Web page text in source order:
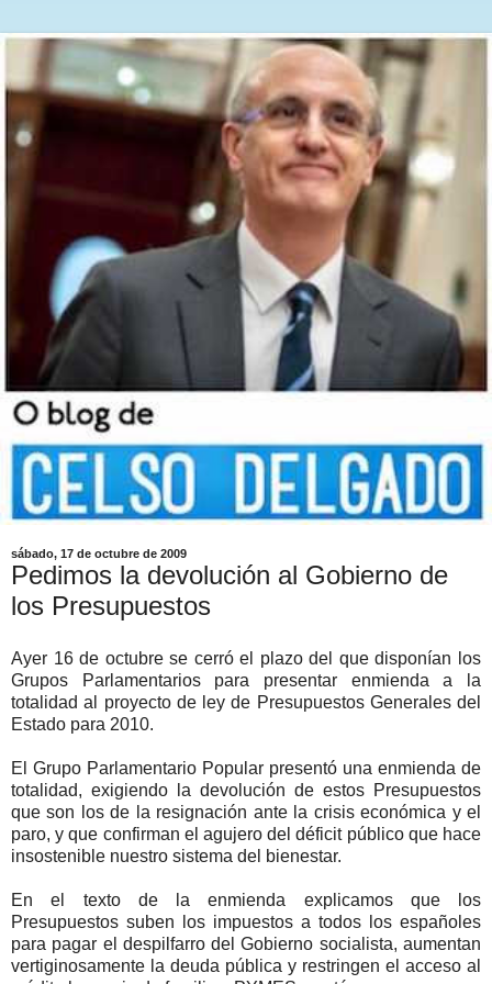
sábado, 17 de octubre de 2009
Pedimos la devolución al Gobierno de
los Presupuestos
Ayer 16 de octubre se cerró el plazo del que disponían los
Grupos Parlamentarios para presentar enmienda a la
totalidad al proyecto de ley de Presupuestos Generales del
Estado para 2010.
El Grupo Parlamentario Popular presentó una enmienda de
totalidad, exigiendo la devolución de estos Presupuestos
que son los de la resignación ante la crisis económica y el
paro, y que confirman el agujero del déficit público que hace
insostenible nuestro sistema del bienestar.
En el texto de la enmienda explicamos que los
Presupuestos suben los impuestos a todos los españoles
para pagar el despilfarro del Gobierno socialista, aumentan
vertiginosamente la deuda pública y restringen el acceso al